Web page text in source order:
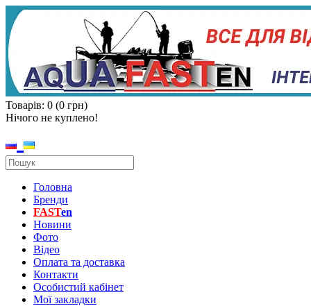
Товарів: 0 (0 грн)
Нічого не куплено!
Головна
Бренди
FASTen
Новини
Фото
Відео
Оплата та доставка
Контакти
Особистий кабінет
Мої закладки